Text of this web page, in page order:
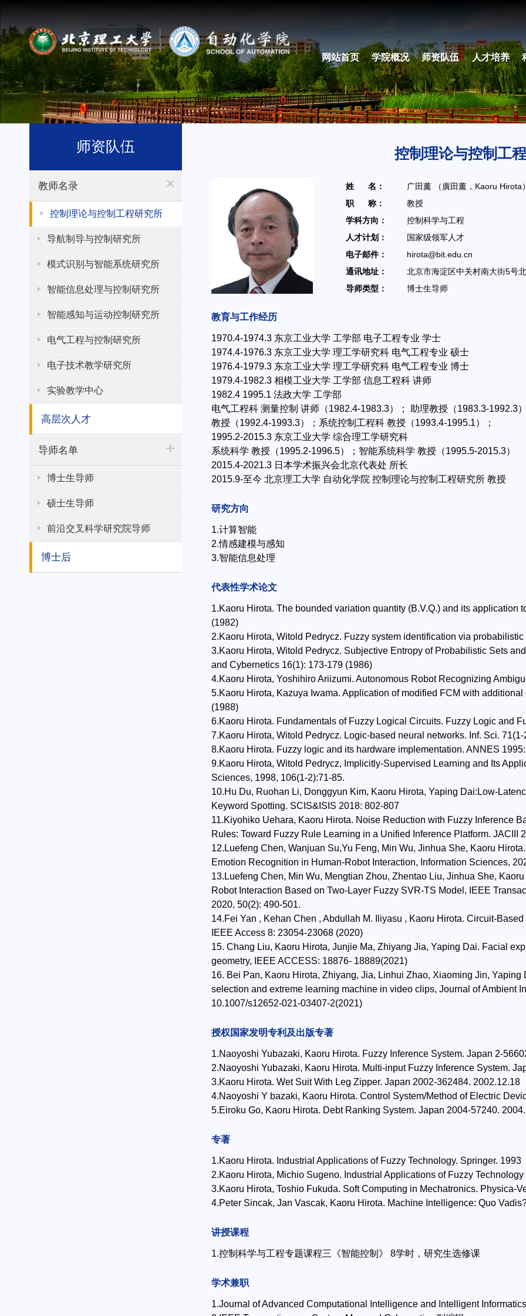
网站首页 学院概况 师资队伍 人才培养
师资队伍
教师名录 ×
控制理论与控制工程研究所
导航制导与控制研究所
模式识别与智能系统研究所
智能信息处理与控制研究所
智能感知与运动控制研究所
电气工程与控制研究所
电子技术教学研究所
实验教学中心
高层次人才
导师名单 +
博士生导师
硕士生导师
前沿交叉科学研究院导师
博士后
控制理论与控制工
姓 名： 广田薰 （廣田薰，Kaoru Hirota）
职 称：
教授
学科方向：
控制科学与工程
人才计划：
国家级领军人才
电子邮件：
hirota@bit.edu.cn
通讯地址：
北京市海淀区中关村南大街5号
导师类型：
博士生导师
教育与工作经历
1970.4-1974.3 东京工业大学 工学部 电子工程专业 学士
1974.4-1976.3 东京工业大学 理工学研究科 电气工程专业 硕士
1976.4-1979.3 东京工业大学 理工学研究科 电气工程专业 博士
1979.4-1982.3 相模工业大学 工学部 信息工程科 讲师
1982.4 1995.1 法政大学 工学部
电气工程科 测量控制 讲师（1982.4-1983.3）； 助理教授（1983.3-1992.3）
教授（1992.4-1993.3）；系统控制工程科 教授（1993.4-1995.1）；
1995.2-2015.3 东京工业大学 综合理工学研究科
系统科学 教授（1995.2-1996.5）；智能系统科学 教授（1995.5-2015.3）
2015.4-2021.3 日本学术振兴会北京代表处 所长
2015.9-至今 北京理工大学 自动化学院 控制理论与控制工程研究所 教授
研究方向
1.计算智能
2.情感建模与感知
3.智能信息处理
代表性学术论文
1.Kaoru Hirota. The bounded variation quantity (B.V.Q.) and its application
(1982)
2.Kaoru Hirota, Witold Pedrycz. Fuzzy system identification via
3.Kaoru Hirota, Witold Pedrycz. Subjective Entropy of Probabilistic Sets
and Cybernetics 16(1): 173-179 (1986)
4.Kaoru Hirota, Yoshihiro Ariizumi. Autonomous Robot Recognizing
5.Kaoru Hirota, Kazuya Iwama. Application of modified FCM with
(1988)
6.Kaoru Hirota. Fundamentals of Fuzzy Logical Circuits. Fuzzy Logic and
7.Kaoru Hirota, Witold Pedrycz. Logic-based neural networks. Inf. Sci.
8.Kaoru Hirota. Fuzzy logic and its hardware implementation. ANNES
9.Kaoru Hirota, Witold Pedrycz, Implicitly-Supervised Learning and Its
Sciences, 1998, 106(1-2):71-85.
10.Hu Du, Ruohan Li, Donggyun Kim, Kaoru Hirota, Yaping Dai:Low-
Keyword Spotting. SCIS&ISIS 2018: 802-807
11.Kiyohiko Uehara, Kaoru Hirota. Noise Reduction with Fuzzy Inference
Rules: Toward Fuzzy Rule Learning in a Unified Inference Platform. JACIII
12.Luefeng Chen, Wanjuan Su,Yu Feng, Min Wu, Jinhua She, Kaoru
Emotion Recognition in Human-Robot Interaction, Information Sciences,
13.Luefeng Chen, Min Wu, Mengtian Zhou, Zhentao Liu, Jinhua She,
Robot Interaction Based on Two-Layer Fuzzy SVR-TS Model, IEEE
2020, 50(2): 490-501.
14.Fei Yan , Kehan Chen , Abdullah M. Iliyasu , Kaoru Hirota. Circuit-
IEEE Access 8: 23054-23068 (2020)
15. Chang Liu, Kaoru Hirota, Junjie Ma, Zhiyang Jia, Yaping Dai. Facial
geometry, IEEE ACCESS: 18876- 18889(2021)
16. Bei Pan, Kaoru Hirota, Zhiyang, Jia, Linhui Zhao, Xiaoming Jin,
selection and extreme learning machine in video clips, Journal of Ambient
10.1007/s12652-021-03407-2(2021)
授权国家发明专利及出版专著
1.Naoyoshi Yubazaki, Kaoru Hirota. Fuzzy Inference System. Japan 2-
2.Naoyoshi Yubazaki, Kaoru Hirota. Multi-input Fuzzy Inference System.
3.Kaoru Hirota. Wet Suit With Leg Zipper. Japan 2002-362484. 2002.12.18
4.Naoyoshi Y bazaki, Kaoru Hirota. Control System/Method of Electric
5.Eiroku Go, Kaoru Hirota. Debt Ranking System. Japan 2004-57240.
专著
1.Kaoru Hirota. Industrial Applications of Fuzzy Technology. Springer. 1993
2.Kaoru Hirota, Michio Sugeno. Industrial Applications of Fuzzy
3.Kaoru Hirota, Toshio Fukuda. Soft Computing in Mechatronics. Physica-
4.Peter Sincak, Jan Vascak, Kaoru Hirota. Machine Intelligence: Quo
讲授课程
1.控制科学与工程专题课程三《智能控制》 8学时，研究生选修课
学术兼职
1.Journal of Advanced Computational Intelligence and Intelligent